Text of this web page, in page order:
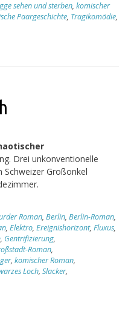
sehen und sterben, komischer
Paargeschichte, Tragikomödie,
Drei unkonventionelle
Großonkel
Roman, Berlin, Berlin-Roman,
, Elektro, Ereignishorizont, Fluxus,
, Gentrifizierung,
Roman,
, komischer Roman,
Loch, Slacker,